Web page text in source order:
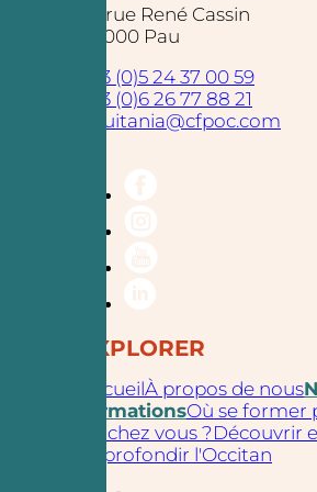
25 rue René Cassin
64000 Pau
+33 (0)5 24 37 00 59
+33 (0)6 26 77 88 21
aquitania@cfpoc.com
EXPLORER
AccueilÀ propos de nous
formationsOù se former
de chez vous ?Découvrir
approfondir l'Occitan